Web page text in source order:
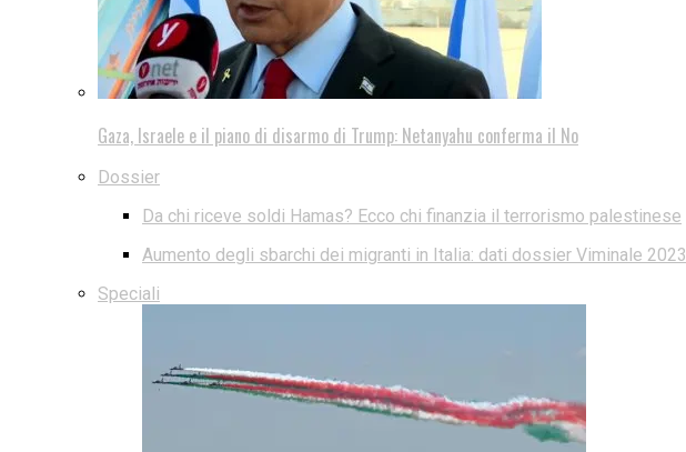
Gaza, Israele e il piano di disarmo di Trump: Netanyahu conferma il No
Dossier
Da chi riceve soldi Hamas? Ecco chi finanzia il terrorismo palestinese
Aumento degli sbarchi dei migranti in Italia: dati dossier Viminale 2023
Speciali